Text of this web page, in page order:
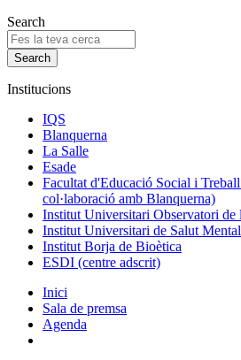
Search
Institucions
IQS
Blanquerna
La Salle
Esade
Facultat d'Educació Social i
col·laboració amb Blanquerna)
Institut Universitari Observatori de
Institut Universitari de Salut
Institut Borja de Bioètica
ESDI (centre adscrit)
Inici
Sala de premsa
Agenda